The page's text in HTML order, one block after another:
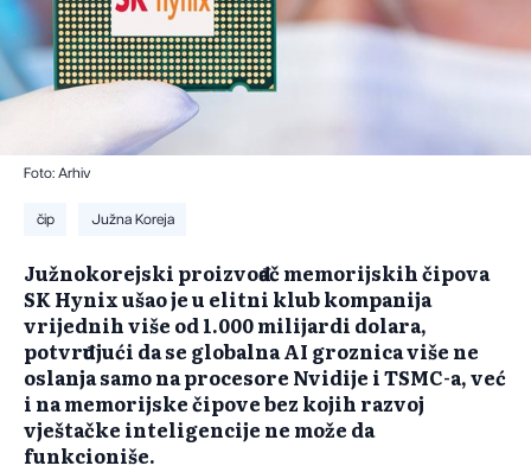
Foto: Arhiv
čip Južna Koreja
Južnokorejski proizvođač memorijskih čipova
SK Hynix ušao je u elitni klub kompanija
vrijednih više od 1.000 milijardi dolara,
potvrđujući da se globalna AI groznica više ne
oslanja samo na procesore Nvidije i TSMC-a, već
i na memorijske čipove bez kojih razvoj
vještačke inteligencije ne može da
funkcioniše.